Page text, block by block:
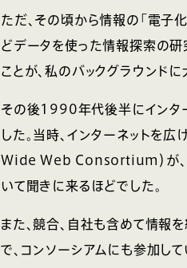
ただ、その頃から情報の「電子
どデータを使った情報探索の研
ことが、私のバックグラウンド
その後1990年代後半にインタ
した。当時、インターネットを
Wide Web Consortium）が、
いて聞きに来るほどでした。
また、競合、自社も含めて情報
で、コンソーシアムにも参加し